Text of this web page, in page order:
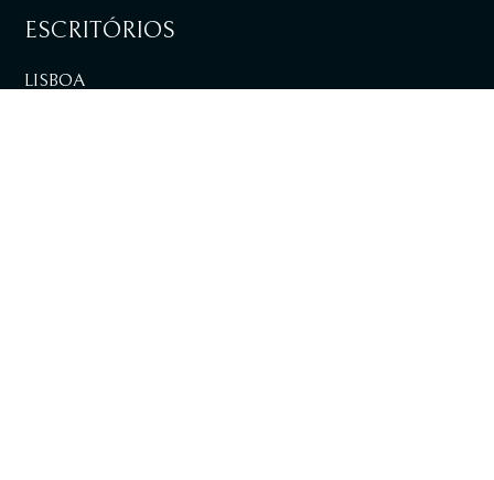
ESCRITÓRIOS
LISBOA